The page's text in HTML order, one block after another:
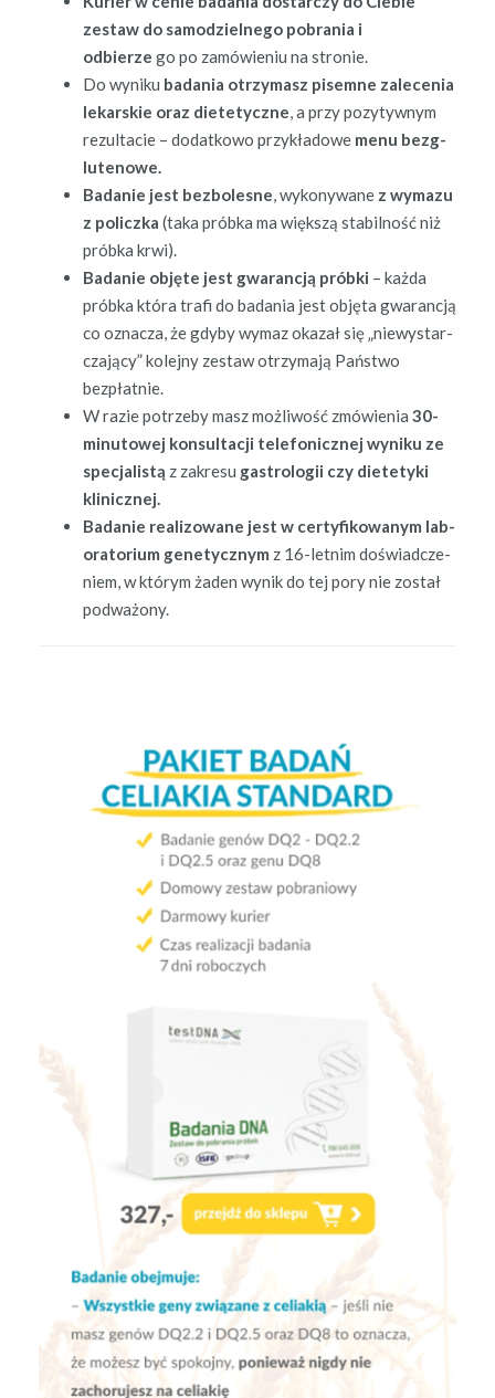
zestaw do samodziel­nego pobra­nia i
odbierze go po zamówie­niu na stronie.
Do wyniku bada­nia otrzy­masz pisemne zalece­nia
lekarskie oraz diete­ty­czne, a przy pozy­ty­wnym
rezulta­cie – dodatkowo przykład­owe menu bezg­
lutenowe.
Badanie jest bezbolesne, wykony­wane z wymazu
z policz­ka (taka prób­ka ma więk­szą sta­bil­ność niż
prób­ka krwi).
Badanie objęte jest gwarancją prób­ki – każ­da
prób­ka która trafi do bada­nia jest obję­ta gwarancją
co oznacza, że gdy­by wymaz okazał się „niewystar­
cza­ją­cy” kole­jny zestaw otrzy­ma­ją Państ­wo
bezpłatnie.
W razie potrze­by masz możli­wość zmówienia 30-
min­u­towej kon­sul­tacji tele­fon­icznej wyniku ze
spec­jal­istą z zakre­su gas­trologii czy diete­ty­ki
klinicznej.
Badanie real­i­zowane jest w cer­ty­fikowanym lab­
o­ra­to­ri­um gene­ty­cznym z 16-let­nim doświad­cze­
niem, w którym żaden wynik do tej pory nie został
podważony.